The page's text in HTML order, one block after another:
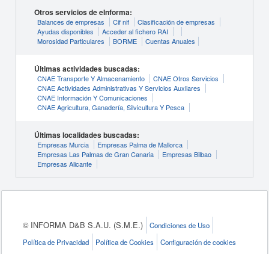
Otros servicios de eInforma:
Balances de empresas Cif nif
Clasificación de empresas
Ayudas disponibles
Acceder al fichero RAI
Morosidad Particulares
BORME Cuentas Anuales
Últimas actividades buscadas:
CNAE Transporte Y Almacenamiento
CNAE Otros Servicios
CNAE Actividades Administrativas Y Servicios Auxliares
CNAE Información Y Comunicaciones
CNAE Agricultura, Ganadería, Silvicultura Y Pesca
Últimas localidades buscadas:
Empresas Murcia
Empresas Palma de Mallorca
Empresas Las Palmas de Gran Canaria
Empresas Bilbao
Empresas Alicante
© INFORMA D&B S.A.U. (S.M.E.)
Condiciones de Uso
Política de Privacidad
Política de Cookies Configuración de cookies